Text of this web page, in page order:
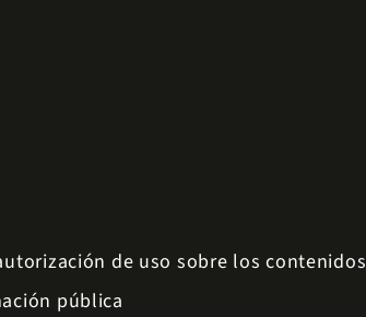
de uso sobre los contenidos
pública